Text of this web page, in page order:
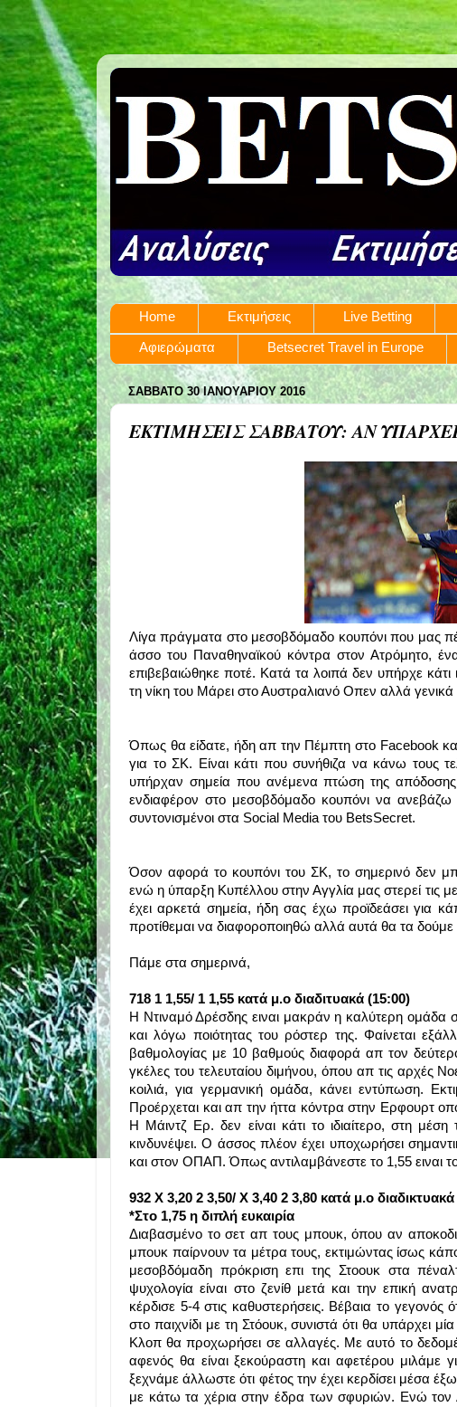
Home Εκτιμήσεις Live Betting
Αφιερώματα
Betsecret Travel in Europe
ΣΆΒΒΑΤΟ 30 ΙΑΝΟΥΑΡΊΟΥ 2016
ΕΚΤΙΜΗΣΕΙΣ ΣΑΒΒΑΤΟΥ: ΑΝ
Λίγα πράγματα στο μεσοβδόμαδο κουπόνι που μας
άσσο του Παναθηναϊκού κόντρα στον Ατρόμητο,
επιβεβαιώθηκε ποτέ. Κατά τα λοιπά δεν υπήρχε κάτι
τη νίκη του Μάρει στο Αυστραλιανό Οπεν αλλά
Όπως θα είδατε, ήδη απ την Πέμπτη στο Facebook
για το ΣΚ. Είναι κάτι που συνήθιζα να κάνω τους
υπήρχαν σημεία που ανέμενα πτώση της
ενδιαφέρον στο μεσοβδόμαδο κουπόνι να ανεβάζω
συντονισμένοι στα Social Media του BetsSecret.
Όσον αφορά το κουπόνι του ΣΚ, το σημερινό δεν
ενώ η ύπαρξη Κυπέλλου στην Αγγλία μας στερεί τις
έχει αρκετά σημεία, ήδη σας έχω προϊδεάσει για
προτίθεμαι να διαφοροποιηθώ αλλά αυτά θα τα δούμε
Πάμε στα σημερινά,
718 1 1,55/ 1 1,55 κατά μ.ο διαδιτυακά (15:00)
Η Ντιναμό Δρέσδης ειναι μακράν η καλύτερη ομάδα
και λόγω ποιότητας του ρόστερ της. Φαίνεται
βαθμολογίας με 10 βαθμούς διαφορά απ τον
γκέλες του τελευταίου διμήνου, όπου απ τις αρχές
κοιλιά, για γερμανική ομάδα, κάνει εντύπωση.
Προέρχεται και απ την ήττα κόντρα στην Ερφουρτ
Η Μάιντζ Ερ. δεν είναι κάτι το ιδιαίτερο, στη
κινδυνέψει. Ο άσσος πλέον έχει υποχωρήσει
και στον ΟΠΑΠ. Όπως αντιλαμβάνεστε το 1,55 ειναι
932 Χ 3,20 2 3,50/ Χ 3,40 2 3,80 κατά μ.ο
*Στο 1,75 η διπλή ευκαιρία
Διαβασμένο το σετ απ τους μπουκ, όπου αν
μπουκ παίρνουν τα μέτρα τους, εκτιμώντας ίσως
μεσοβδόμαδη πρόκριση επι της Στοουκ στα
ψυχολογία είναι στο ζενίθ μετά και την επική
κέρδισε 5-4 στις καθυστερήσεις. Βέβαια το
στο παιχνίδι με τη Στόουκ, συνιστά ότι θα υπάρχει
Κλοπ θα προχωρήσει σε αλλαγές. Με αυτό το
αφενός θα είναι ξεκούραστη και αφετέρου
ξεχνάμε άλλωστε ότι φέτος την έχει κερδίσει μέσα
με κάτω τα χέρια στην έδρα των σφυριών. Ενώ